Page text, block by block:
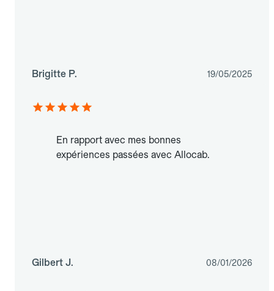
Brigitte P. 19/05/2025
En rapport avec mes bonnes
expériences passées avec Allocab.
Gilbert J. 08/01/2026